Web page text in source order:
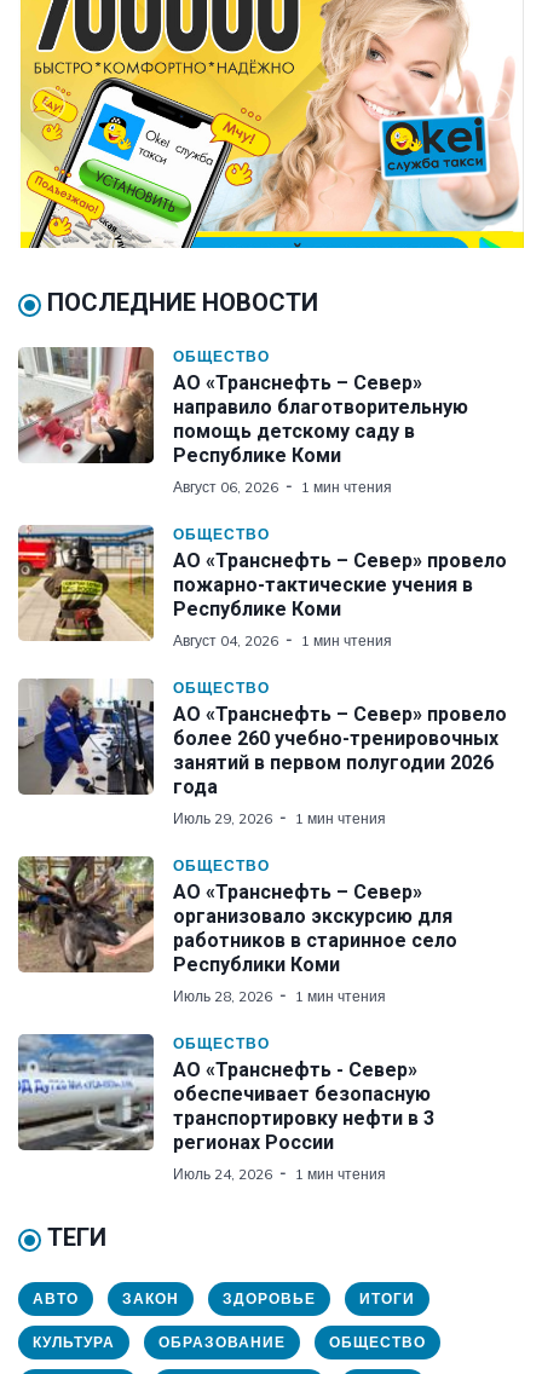
ПОСЛЕДНИЕ НОВОСТИ
ОБЩЕСТВО
АО «Транснефть – Север»
направило благотворительную
помощь детскому саду в
Республике Коми
Август 06, 2026 1 мин чтения
ОБЩЕСТВО
АО «Транснефть – Север» провело
пожарно-тактические учения в
Республике Коми
Август 04, 2026 1 мин чтения
ОБЩЕСТВО
АО «Транснефть – Север» провело
более 260 учебно-тренировочных
занятий в первом полугодии 2026
года
Июль 29, 2026 1 мин чтения
ОБЩЕСТВО
АО «Транснефть – Север»
организовало экскурсию для
работников в старинное село
Республики Коми
Июль 28, 2026 1 мин чтения
ОБЩЕСТВО
АО «Транснефть - Север»
обеспечивает безопасную
транспортировку нефти в 3
регионах России
Июль 24, 2026 1 мин чтения
ТЕГИ
АВТО ЗАКОН ЗДОРОВЬЕ ИТОГИ
КУЛЬТУРА ОБРАЗОВАНИЕ ОБЩЕСТВО